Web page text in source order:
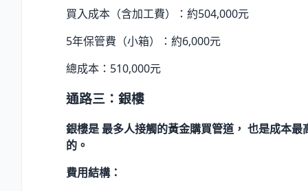
買入成本（含加工費）：約504,000元
5年保管費（小箱）：約6,000元
總成本：510,000元
通路三：銀樓
銀樓是 最多人接觸的黃金購買管道， 也是成本最
的。
費用結構：